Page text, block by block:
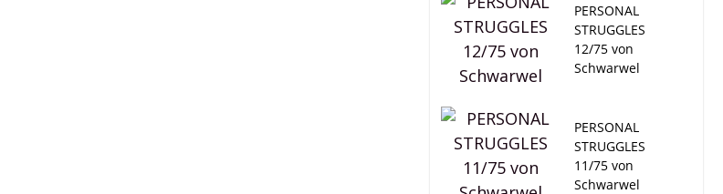
PERSONAL
STRUGGLES
12/75 von
Schwarwel
PERSONAL
STRUGGLES
11/75 von
Schwarwel